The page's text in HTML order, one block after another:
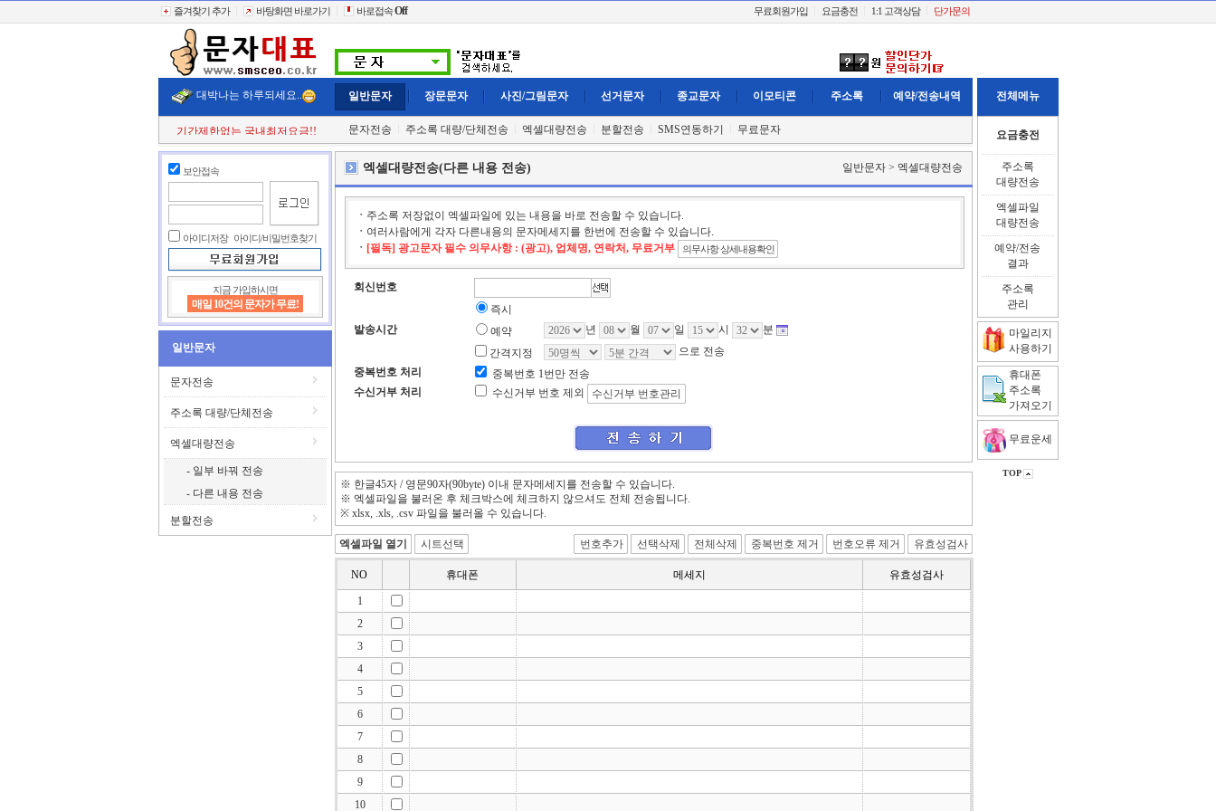
즐겨찾기 추가 바탕화면 바로가기 바로접속Off 무료회원가입 요금충전 1:1 고객상담 단가문의
대박나는 하루되세요.. 일반문자 장문문자 사진/그림문자 선거문자 종교문자 이모티콘 주소록 예약/전송내역
기간제한없는 국내최저요금!!
첫 구매시+11% 추가적립!!
결젝금액의
충전금액의
희망단가신청! 타사이트보다 저렴하게..
빠르고 정확한 문자대표!!
전송실패건 100% 환불보상!!
문자전송 주소록 대량/단체전송 엑셀대량전송 분할전송 SMS연동하기 무료문자
보안접속
아이디저장 아이디/비밀번호찾기
지금 가입하시면
매일 10건의 문자가 무료!
일반문자
문자전송
주소록 대량/단체전송
엑셀대량전송
- 일부 바꿔 전송
- 다른 내용 전송
분할전송
엑셀대량전송(다른 내용 전송) 일반문자 > 엑셀대량전송
ㆍ 주소록 저장없이 엑셀파일에 있는 내용을 바로 전송할 수 있습니다.
ㆍ 여러사람에게 각자 다른내용의 문자메세지를 한번에 전송할 수 있습니다.
ㆍ [필독] 광고문자 필수 의무사항 : (광고), 업체명, 연락처, 무료거부 의무사항 상세내용확인
회신번호
발송시간
즉시
예약
년 월 일 시
분
간격지정
으로 전송
중복번호 처리
중복번호 1번만 전송
수신거부 처리
수신거부 번호 제외
※ 한글45자 / 영문90자(90byte) 이내 문자메세지를 전송할 수 있습니다.
※ 엑셀파일을 불러온 후 체크박스에 체크하지 않으셔도 전체 전송됩니다.
※ xlsx, .xls, .csv 파일을 불러올 수 있습니다.
엑셀파일 열기
NO 휴대폰 메세지 유효성검사
1
2
3
4
5
6
7
8
9
10
전체메뉴
요금충전
주소록
대량전송
엑셀파일
대량전송
예약/전송
결과
주소록
관리
마일리지
사용하기
휴대폰
주소록
가져오기
무료운세
TOP